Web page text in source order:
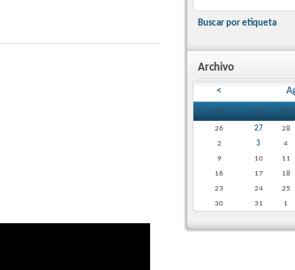
Buscar por etiqueta
Archivo
<
Do Lu Ma
26 27 28
2
3 4
9
10 11
16
17 18
23
24 25
30
31 1